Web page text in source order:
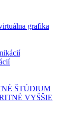
grafika
ŠTÚDIUM
VYŠŠIE